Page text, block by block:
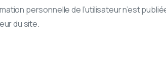
personnelle de l’utilisateur n’est
du site.